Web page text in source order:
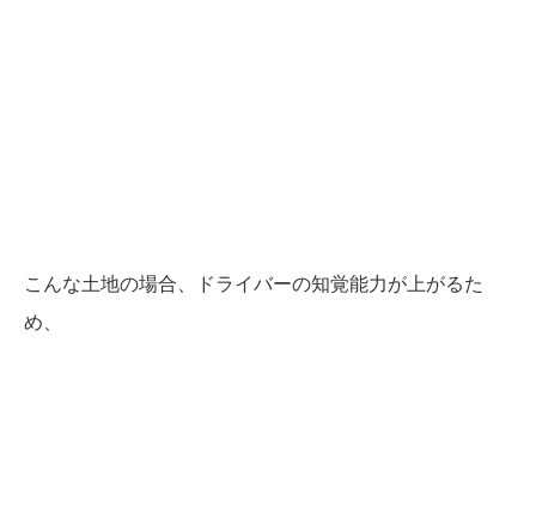
こんな土地の場合、ドライバーの知覚能力が上がるた
め、